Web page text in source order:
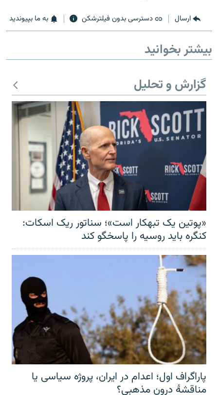
ارسال دسترسی بدون فیلترشکن به ما بپیوندید
بیشتر بخوانید
گزارش و تحلیل
«پوتین یک تبهکار است»؛ سناتور ریک اسکات:
کنگره باید روسیه را پاسخگو کند
پاراگراف اول؛ اعدام در ایران، پروژه سیاسی یا
مناقشهٔ درون مذهبی؟